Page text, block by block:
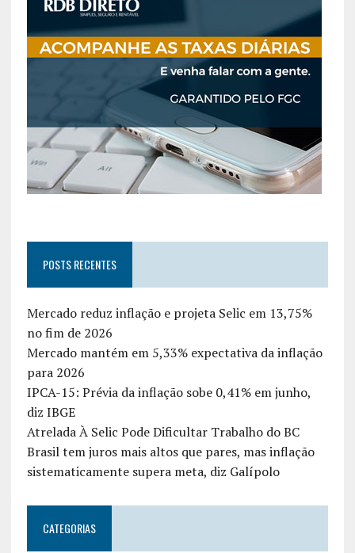
POSTS RECENTES
Mercado reduz inflação e projeta Selic em 13,75%
no fim de 2026
Mercado mantém em 5,33% expectativa da inflação
para 2026
IPCA-15: Prévia da inflação sobe 0,41% em junho,
diz IBGE
Atrelada À Selic Pode Dificultar Trabalho do BC
Brasil tem juros mais altos que pares, mas inflação
sistematicamente supera meta, diz Galípolo
CATEGORIAS